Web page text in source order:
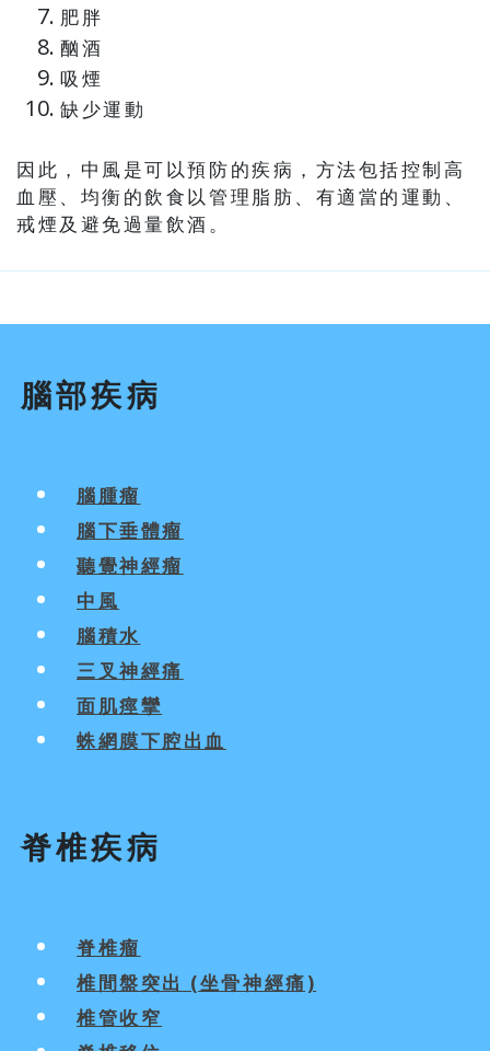
肥胖
酗酒
吸煙
缺少運動
因此，中風是可以預防的疾病，方法包括控制高
血壓、均衡的飲食以管理脂肪、有適當的運動、
戒煙及避免過量飲酒。
腦部疾病
腦腫瘤
腦下垂體瘤
聽覺神經瘤
中風
腦積水
三叉神經痛
面肌痙攣
蛛網膜下腔出血
脊椎疾病
脊椎瘤
椎間盤突出 (坐骨神經痛)
椎管收窄